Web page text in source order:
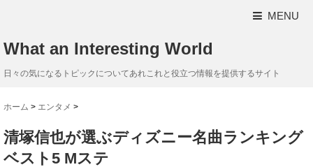
MENU
What an Interesting World
日々の気になるトピックについてあれこれと役立つ情報を提供するサイト
ホーム > エンタメ >
清塚信也が選ぶディズニー名曲ランキング
ベスト5 Mステ